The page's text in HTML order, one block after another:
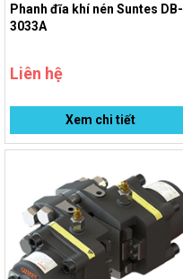
Phanh đĩa khí nén Suntes DB-
3033A
Liên hệ
Xem chi tiết